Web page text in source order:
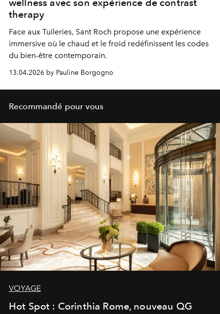
wellness avec son expérience de contrast
therapy
Face aux Tuileries, Sant Roch propose une expérience
immersive où le chaud et le froid redéfinissent les codes
du bien-être contemporain.
13.04.2026 by Pauline Borgogno
Recommandé pour vous
VOYAGE
Hot Spot : Corinthia Rome, nouveau QG